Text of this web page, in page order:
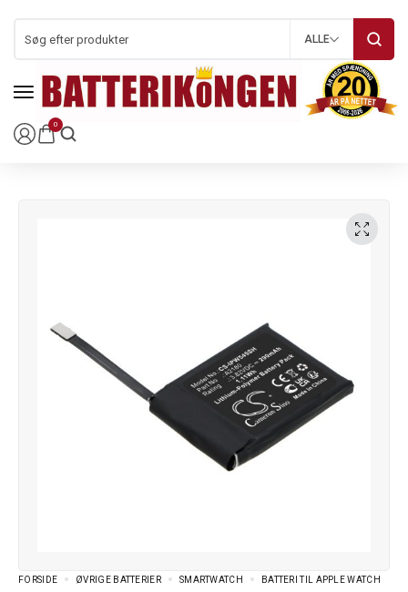
0
ALLE
FORSIDE ØVRIGE BATTERIER SMARTWATCH
BATTERI TIL APPLE WATCH